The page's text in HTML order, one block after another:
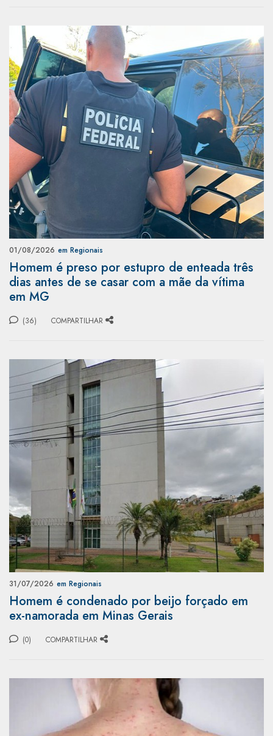
01/08/2026 em Regionais
Homem é preso por estupro de enteada três
dias antes de se casar com a mãe da vítima
em MG
(36) COMPARTILHAR
31/07/2026 em Regionais
Homem é condenado por beijo forçado em
ex-namorada em Minas Gerais
(0) COMPARTILHAR